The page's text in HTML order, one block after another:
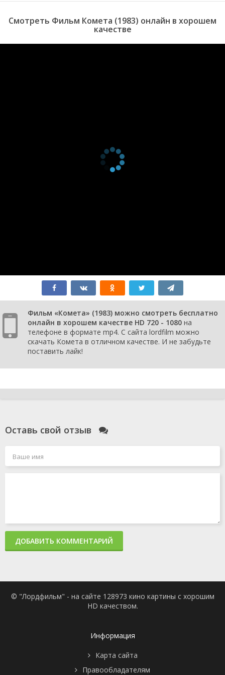
Смотреть Фильм Комета (1983) онлайн в хорошем
качестве
Фильм «Комета» (1983) можно смотреть бесплатно
онлайн в хорошем качестве HD 720 - 1080 на
телефоне в формате mp4. С сайта lordfilm можно
скачать Комета в отличном качестве. И не забудьте
поставить лайк!
Оставь свой отзыв
ДОБАВИТЬ КОММЕНТАРИЙ
© "Лордфильм" - на сайте 128973 кино картины с хорошим
HD качеством.
Информация
Карта сайта
Правообладателям